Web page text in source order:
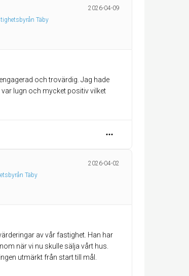
2026-04-09
Täby
och trovärdig. Jag hade
lugn och mycket positiv vilket
2026-04-02
Täby
av vår fastighet. Han har
när vi nu skulle sälja vårt hus.
utmärkt från start till mål.